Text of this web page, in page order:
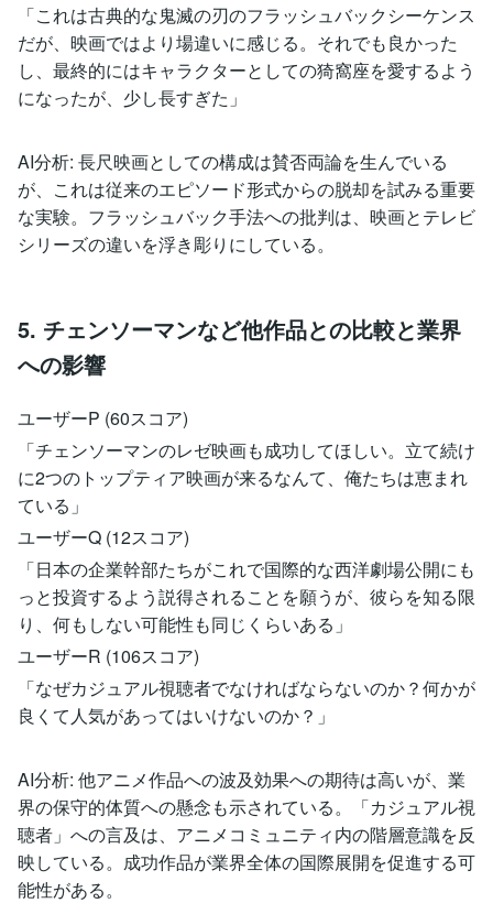
「これは古典的な鬼滅の刃のフラッシュバックシーケンス
だが、映画ではより場違いに感じる。それでも良かった
し、最終的にはキャラクターとしての猗窩座を愛するよう
になったが、少し長すぎた」
AI分析: 長尺映画としての構成は賛否両論を生んでいる
が、これは従来のエピソード形式からの脱却を試みる重要
な実験。フラッシュバック手法への批判は、映画とテレビ
シリーズの違いを浮き彫りにしている。
5. チェンソーマンなど他作品との比較と業界
への影響
ユーザーP (60スコア)
「チェンソーマンのレゼ映画も成功してほしい。立て続け
に2つのトップティア映画が来るなんて、俺たちは恵まれ
ている」
ユーザーQ (12スコア)
「日本の企業幹部たちがこれで国際的な西洋劇場公開にも
っと投資するよう説得されることを願うが、彼らを知る限
り、何もしない可能性も同じくらいある」
ユーザーR (106スコア)
「なぜカジュアル視聴者でなければならないのか？何かが
良くて人気があってはいけないのか？」
AI分析: 他アニメ作品への波及効果への期待は高いが、業
界の保守的体質への懸念も示されている。「カジュアル視
聴者」への言及は、アニメコミュニティ内の階層意識を反
映している。成功作品が業界全体の国際展開を促進する可
能性がある。